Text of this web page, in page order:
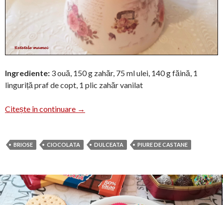
Ingrediente: 3 ouă, 150 g zahăr, 75 ml ulei, 140 g făină, 1
linguriță praf de copt, 1 plic zahăr vanilat
Citește în continuare Brioșe umplute cu piure de castane
→
BRIOSE CIOCOLATA DULCEATA PIURE DE CASTANE